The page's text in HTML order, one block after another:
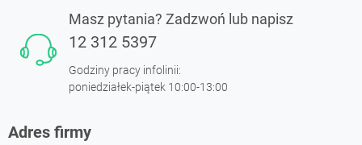
Masz pytania? Zadzwoń lub napisz
12 312 5397
Godziny pracy infolinii:
poniedziałek-piątek 10:00-13:00
Adres firmy